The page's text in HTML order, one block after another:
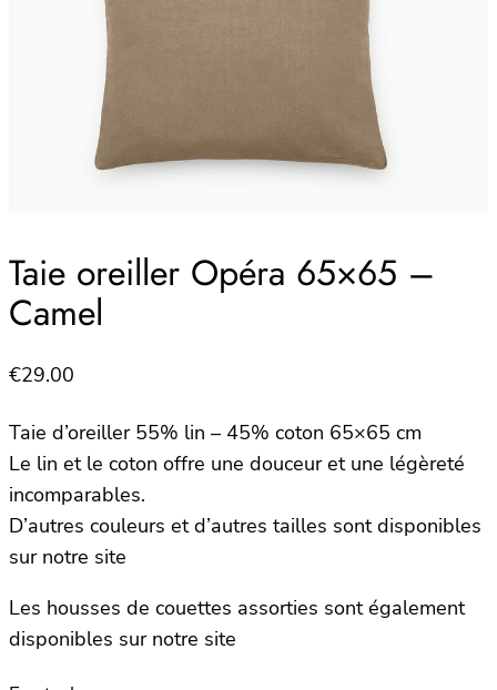
Taie oreiller Opéra 65×65 –
Camel
€29.00
Taie d’oreiller 55% lin – 45% coton 65×65 cm
Le lin et le coton offre une douceur et une légèreté
incomparables.
D’autres couleurs et d’autres tailles sont disponibles
sur notre site
Les housses de couettes assorties sont également
disponibles sur notre site